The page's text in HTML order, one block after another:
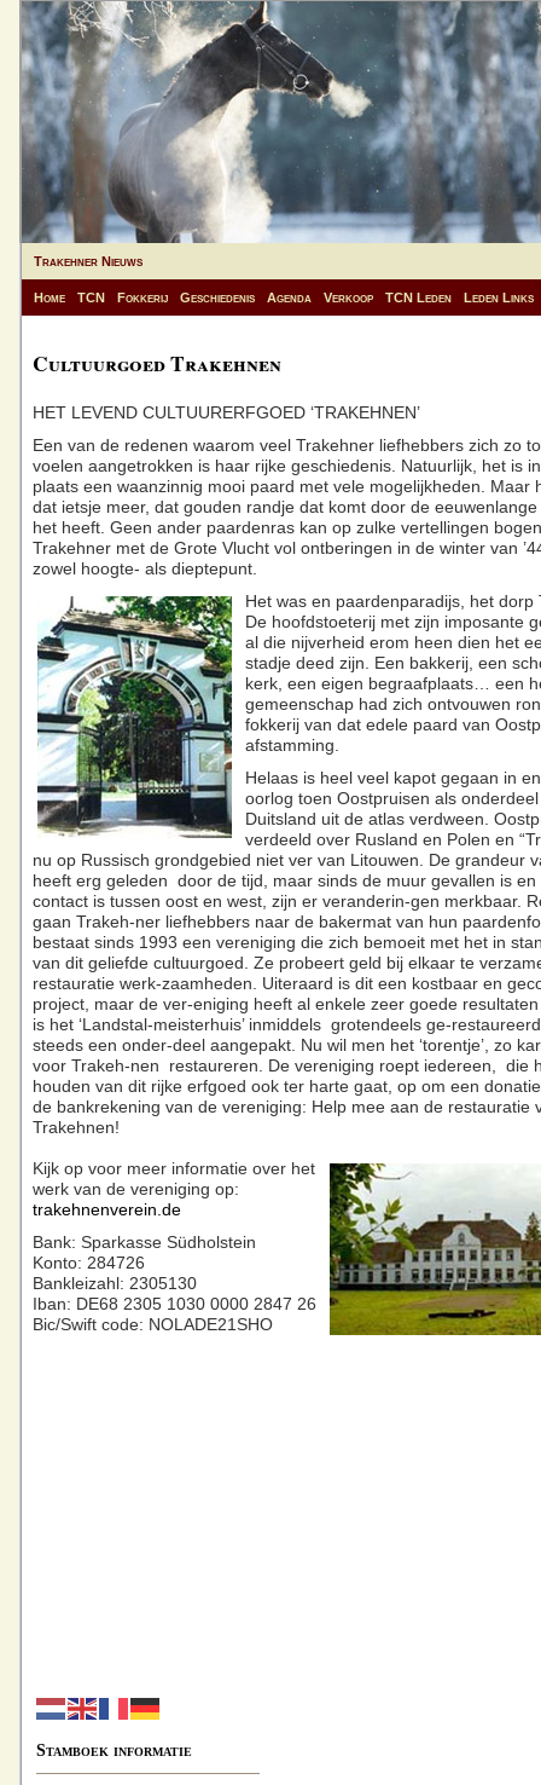
Trakehner Nieuws
Home TCN Fokkerij Geschiedenis Agenda Verkoop TCN Leden Leden Links
Cultuurgoed Trakehnen
HET LEVEND CULTUURERFGOED ‘TRAKEHNEN’
Een van de redenen waarom veel Trakehner liefhebbers zich zo
voelen aangetrokken is haar rijke geschiedenis. Natuurlijk, het is
plaats een waanzinnig mooi paard met vele mogelijkheden. Maar
dat ietsje meer, dat gouden randje dat komt door de
het heeft. Geen ander paardenras kan op zulke vertellingen
Trakehner met de Grote Vlucht vol ontberingen in de winter van
zowel hoogte- als dieptepunt.
Het was en paardenparadijs, het dorp
De hoofdstoeterij met zijn imposante
al die nijverheid erom heen dien het
stadje deed zijn. Een bakkerij, een
kerk, een eigen begraafplaats… een
gemeenschap had zich ontvouwen
fokkerij van dat edele paard van
afstamming.
Helaas is heel veel kapot gegaan in
oorlog toen Oostpruisen als
Duitsland uit de atlas verdween.
verdeeld over Rusland en Polen en
nu op Russisch grondgebied niet ver van Litouwen. De grandeur
heeft erg geleden door de tijd, maar sinds de muur gevallen is en
contact is tussen oost en west, zijn er veranderin-gen merkbaar.
gaan Trakeh-ner liefhebbers naar de bakermat van hun
bestaat sinds 1993 een vereniging die zich bemoeit met het in
van dit geliefde cultuurgoed. Ze probeert geld bij elkaar te
restauratie werk-zaamheden. Uiteraard is dit een kostbaar en
project, maar de ver-eniging heeft al enkele zeer goede
is het ‘Landstal-meisterhuis’ inmiddels grotendeels ge-
steeds een onder-deel aangepakt. Nu wil men het ‘torentje’, zo
voor Trakeh-nen restaureren. De vereniging roept iedereen, die
houden van dit rijke erfgoed ook ter harte gaat, op om een
de bankrekening van de vereniging: Help mee aan de restauratie
Trakehnen!
Kijk op voor meer informatie over het
werk van de vereniging op:
trakehnenverein.de
Bank: Sparkasse Südholstein
Konto: 284726
Bankleizahl: 2305130
Iban: DE68 2305 1030 0000 2847 26
Bic/Swift code: NOLADE21SHO
Stamboek informatie